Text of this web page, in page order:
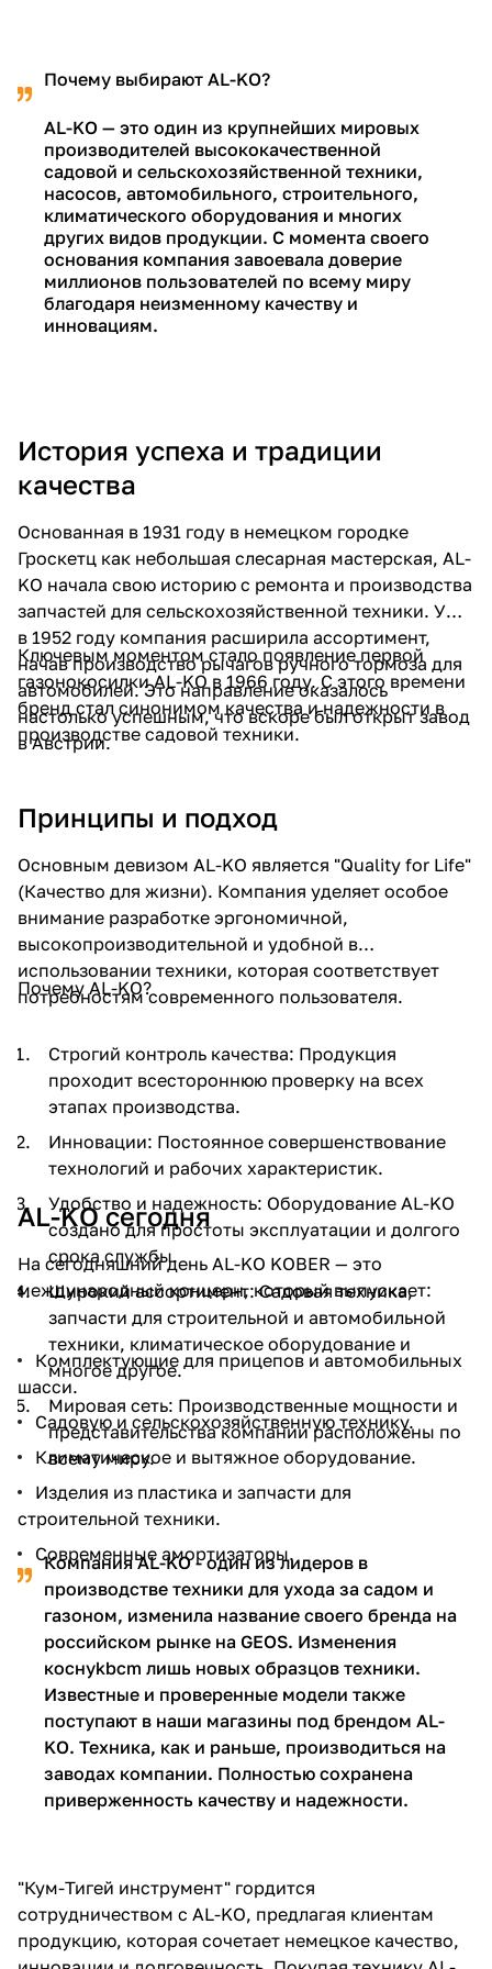
Почему выбирают AL-KO?
AL-KO — это один из крупнейших мировых
производителей высококачественной
садовой и сельскохозяйственной техники,
насосов, автомобильного, строительного,
климатического оборудования и многих
других видов продукции. С момента своего
основания компания завоевала доверие
миллионов пользователей по всему миру
благодаря неизменному качеству и
инновациям.
История успеха и традиции
качества
Основанная в 1931 году в немецком городке
Гроскетц как небольшая слесарная мастерская, AL-
KO начала свою историю с ремонта и производства
запчастей для сельскохозяйственной техники. Уже
в 1952 году компания расширила ассортимент,
начав производство рычагов ручного тормоза для
автомобилей. Это направление оказалось
настолько успешным, что вскоре был открыт завод
в Австрии.
Ключевым моментом стало появление первой
газонокосилки AL-KO в 1966 году. С этого времени
бренд стал синонимом качества и надежности в
производстве садовой техники.
Принципы и подход
Основным девизом AL-KO является "Quality for Life"
(Качество для жизни). Компания уделяет особое
внимание разработке эргономичной,
высокопроизводительной и удобной в
использовании техники, которая соответствует
потребностям современного пользователя.
Почему AL-KO?
Строгий контроль качества: Продукция
проходит всестороннюю проверку на всех
этапах производства.
Инновации: Постоянное совершенствование
технологий и рабочих характеристик.
Удобство и надежность: Оборудование AL-KO
создано для простоты эксплуатации и долгого
срока службы.
Широкий ассортимент: Садовая техника,
запчасти для строительной и автомобильной
техники, климатическое оборудование и
многое другое.
Мировая сеть: Производственные мощности и
представительства компании расположены по
всему миру.
AL-KO сегодня
На сегодняшний день AL-KO KOBER — это
международный концерн, который выпускает:
Комплектующие для прицепов и автомобильных
шасси.
Садовую и сельскохозяйственную технику.
Климатическое и вытяжное оборудование.
Изделия из пластика и запчасти для
строительной техники.
Современные амортизаторы.
Компания AL-KO - один из лидеров в
производстве техники для ухода за садом и
газоном, изменила название своего бренда на
российском рынке на GEOS. Изменения
коснуkbcm лишь новых образцов техники.
Известные и проверенные модели также
поступают в наши магазины под брендом AL-
KO. Техника, как и раньше, производиться на
заводах компании. Полностью сохранена
приверженность качеству и надежности.
"Кум-Тигей инструмент" гордится
сотрудничеством с AL-KO, предлагая клиентам
продукцию, которая сочетает немецкое качество,
25
раз в 2
недели
раз в 2 недели
Остались вопросы?
8 800 302-02-51
plait.ru